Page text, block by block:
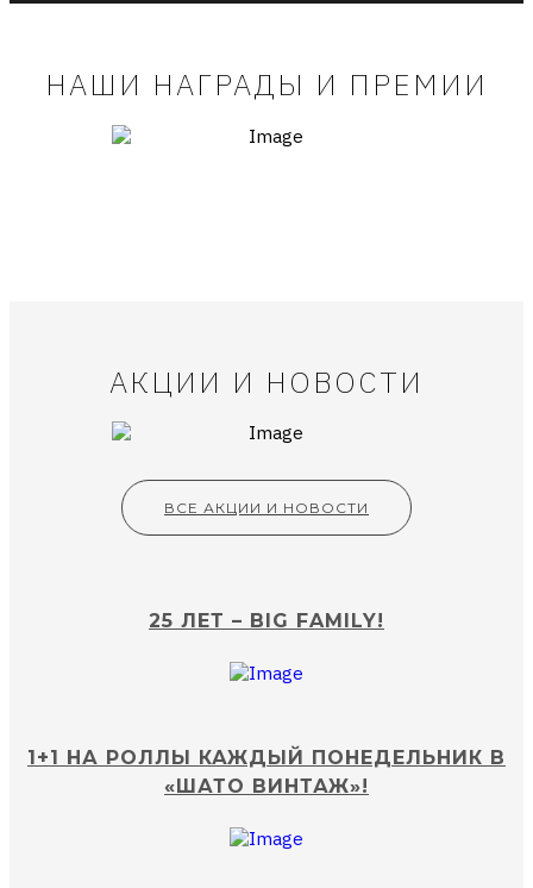
НАШИ НАГРАДЫ И ПРЕМИИ
АКЦИИ И НОВОСТИ
ВСЕ АКЦИИ И НОВОСТИ
25 ЛЕТ – BIG FAMILY!
1+1 НА РОЛЛЫ КАЖДЫЙ ПОНЕДЕЛЬНИК В
«ШАТО ВИНТАЖ»!